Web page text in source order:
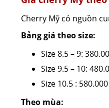
Cherry Mỹ có nguồn
Bảng giá theo size:
Size 8.5 – 9:
Size 9.5 – 10:
Size 10.5 :
Theo mùa: